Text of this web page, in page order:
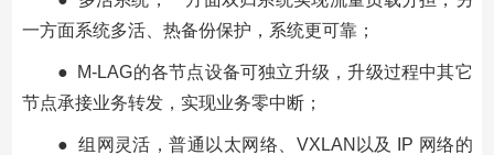
一方面系统多活、热备份保护，系统更可靠；
● M-LAG的各节点设备可独立升级，升级过程中其它
节点承接业务转发，实现业务零中断；
● 组网灵活，普通以太网络、VXLAN以及 IP 网络的